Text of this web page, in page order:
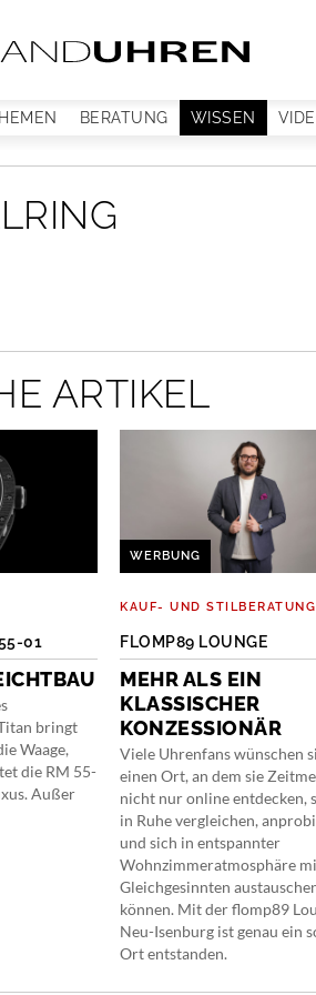
BERATUNG WISSEN
ARTIKEL
01
bringt
Waage,
die RM 55-
Außer
WERBUNG
KAUF- UND STILBERATUNG
FLOMP89 LOUNGE
MEHR ALS EIN
KLASSISCHER
KONZESSIONÄR
Viele Uhrenfans wünschen
einen Ort, an dem sie
nicht nur online entdecken,
in Ruhe vergleichen,
und sich in entspannter
Wohnzimmeratmosphäre
Gleichgesinnten
können. Mit der flomp89
Neu-Isenburg ist genau ein
Ort entstanden.